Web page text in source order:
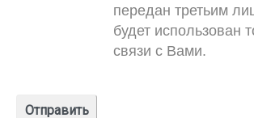
передан третьим
будет использован
связи с Вами.